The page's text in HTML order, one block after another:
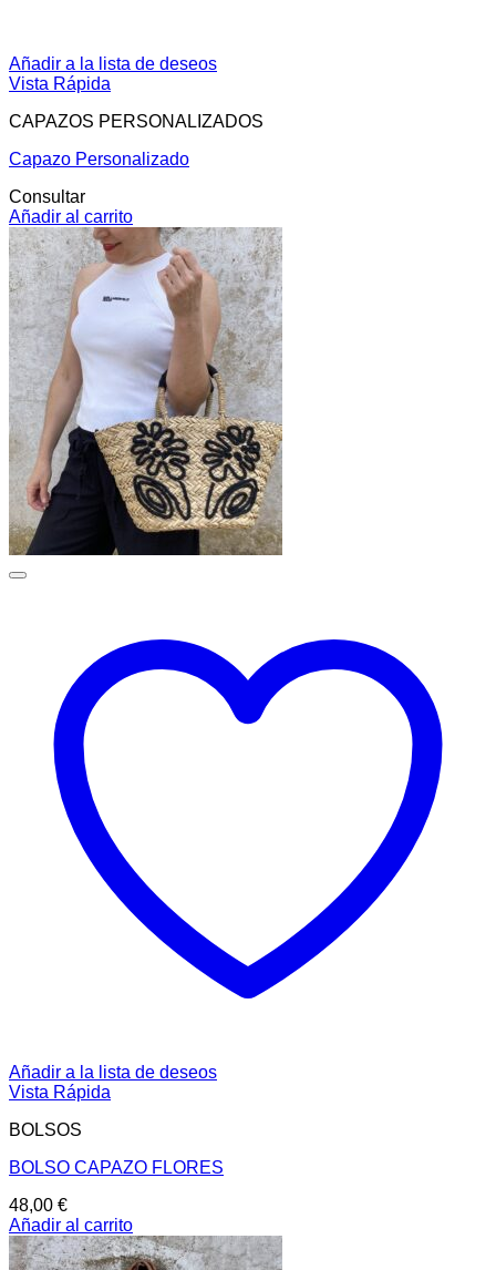
Añadir a la lista de deseos
Vista Rápida
CAPAZOS PERSONALIZADOS
Capazo Personalizado
Consultar
Añadir al carrito
Añadir a la lista de deseos
Vista Rápida
BOLSOS
BOLSO CAPAZO FLORES
48,00 €
Añadir al carrito